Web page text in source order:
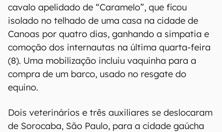
cavalo apelidado de “Caramelo”, que ficou
isolado no telhado de uma casa na cidade de
Canoas por quatro dias, ganhando a simpatia e
comoção dos internautas na última quarta-feira
(8). Uma mobilização incluiu vaquinha para a
compra de um barco, usado no resgate do
equino.
Dois veterinários e três auxiliares se deslocaram
de Sorocaba, São Paulo, para a cidade gaúcha